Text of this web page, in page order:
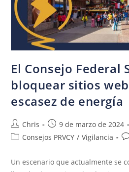
El Consejo Federal
bloquear sitios
escasez de energía
Chris
9 de marzo de 2024
Consejos PRVCY / Vigilancia
Un escenario que actualmente se